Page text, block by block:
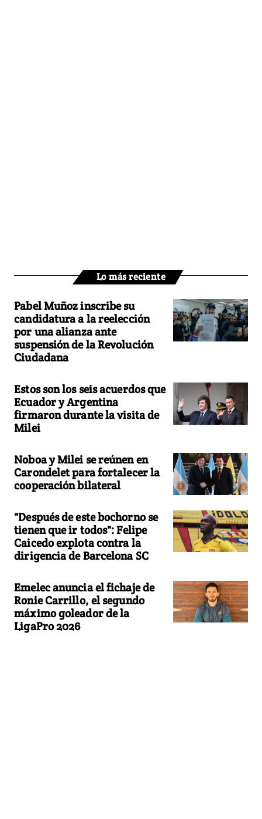
Lo más reciente
Pabel Muñoz inscribe su
candidatura a la reelección
por una alianza ante
suspensión de la Revolución
Ciudadana
Estos son los seis acuerdos que
Ecuador y Argentina
firmaron durante la visita de
Milei
Noboa y Milei se reúnen en
Carondelet para fortalecer la
cooperación bilateral
"Después de este bochorno se
tienen que ir todos": Felipe
Caicedo explota contra la
dirigencia de Barcelona SC
Emelec anuncia el fichaje de
Ronie Carrillo, el segundo
máximo goleador de la
LigaPro 2026